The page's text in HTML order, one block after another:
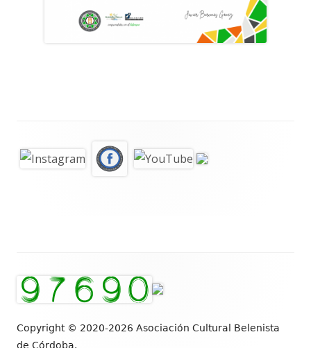
Copyright © 2020-2026 Asociación Cultural Belenista
de Córdoba.